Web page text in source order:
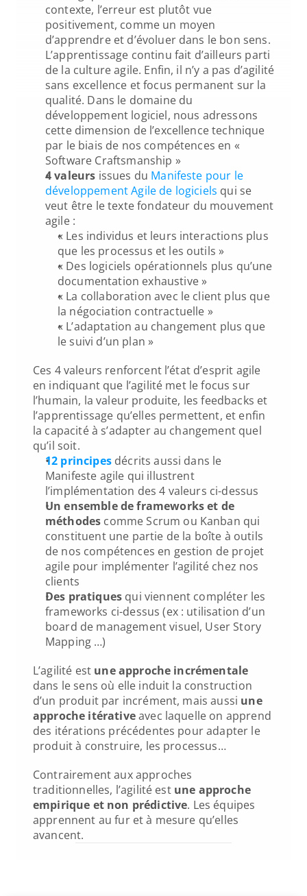
contexte, l’erreur est plutôt vue
positivement, comme un moyen
d’apprendre et d’évoluer dans le bon sens.
L’apprentissage continu fait d’ailleurs parti
de la culture agile. Enfin, il n’y a pas d’agilité
sans excellence et focus permanent sur la
qualité. Dans le domaine du
développement logiciel, nous adressons
cette dimension de l’excellence technique
par le biais de nos compétences en «
Software Craftsmanship »
4 valeurs issues du Manifeste pour le
développement Agile de logiciels qui se
veut être le texte fondateur du mouvement
agile :
« Les individus et leurs interactions plus
que les processus et les outils »
« Des logiciels opérationnels plus qu’une
documentation exhaustive »
« La collaboration avec le client plus que
la négociation contractuelle »
« L’adaptation au changement plus que
le suivi d’un plan »
Ces 4 valeurs renforcent l’état d’esprit agile
en indiquant que l’agilité met le focus sur
l’humain, la valeur produite, les feedbacks et
l’apprentissage qu’elles permettent, et enfin
la capacité à s’adapter au changement quel
qu’il soit.
12 principes décrits aussi dans le
Manifeste agile qui illustrent
l’implémentation des 4 valeurs ci-dessus
Un ensemble de frameworks et de
méthodes comme Scrum ou Kanban qui
constituent une partie de la boîte à outils
de nos compétences en gestion de projet
agile pour implémenter l’agilité chez nos
clients
Des pratiques qui viennent compléter les
frameworks ci-dessus (ex : utilisation d’un
board de management visuel, User Story
Mapping …)
L’agilité est une approche incrémentale
dans le sens où elle induit la construction
d’un produit par incrément, mais aussi une
approche itérative avec laquelle on apprend
des itérations précédentes pour adapter le
produit à construire, les processus…
Contrairement aux approches
traditionnelles, l’agilité est une approche
empirique et non prédictive. Les équipes
apprennent au fur et à mesure qu’elles
avancent.